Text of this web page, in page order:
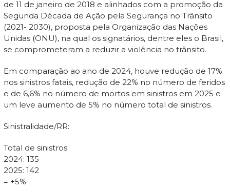
de 11 de janeiro de 2018 e alinhados com a promoção da
Segunda Década de Ação pela Segurança no Trânsito
(2021- 2030), proposta pela Organização das Nações
Unidas (ONU), na qual os signatários, dentre eles o Brasil,
se comprometeram a reduzir a violência no trânsito.
Em comparação ao ano de 2024, houve redução de 17%
nos sinistros fatais, redução de 22% no número de feridos
e de 6,6% no número de mortos em sinistros em 2025 e
um leve aumento de 5% no número total de sinistros.
Sinistralidade/RR:
Total de sinistros:
2024: 135
2025: 142
= +5%